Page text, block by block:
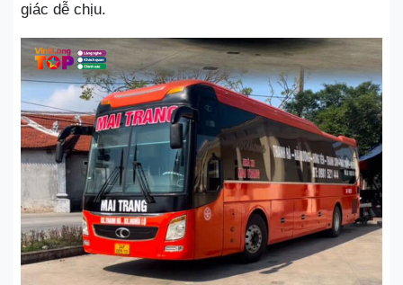
giác dễ chịu.